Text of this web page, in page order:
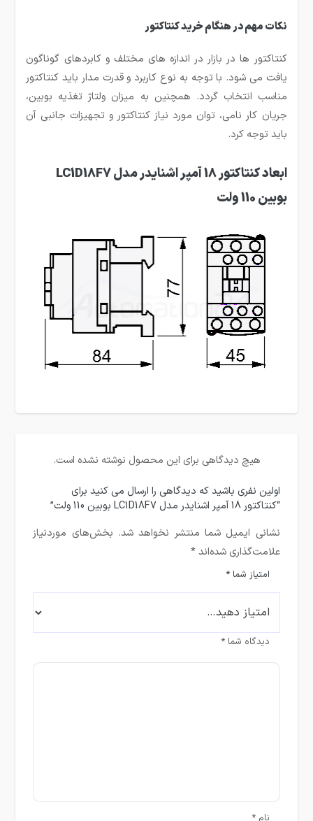
نکات مهم در هنگام خرید کنتاکتور
کنتاکتور ها در بازار در اندازه های مختلف و کابردهای گوناگون
یافت می شود. با توجه به نوع کاربرد و قدرت مدار باید کنتاکتور
مناسب انتخاب گردد. همچنین به میزان ولتاژ تغذیه بوبین،
جریان کار نامی، توان مورد نیاز کنتاکتور و تجهیزات جانبی آن
باید توجه کرد.
ابعاد کنتاکتور 18 آمپر اشنایدر مدل LC1D18F7
بوبین 110 ولت
هیچ دیدگاهی برای این محصول نوشته نشده است.
اولین نفری باشید که دیدگاهی را ارسال می کنید برای
“کنتاکتور 18 آمپر اشنایدر مدل LC1D18F7 بوبین 110 ولت”
نشانی ایمیل شما منتشر نخواهد شد. بخش‌های موردنیاز
علامت‌گذاری شده‌اند*
امتیاز شما*
دیدگاه شما*